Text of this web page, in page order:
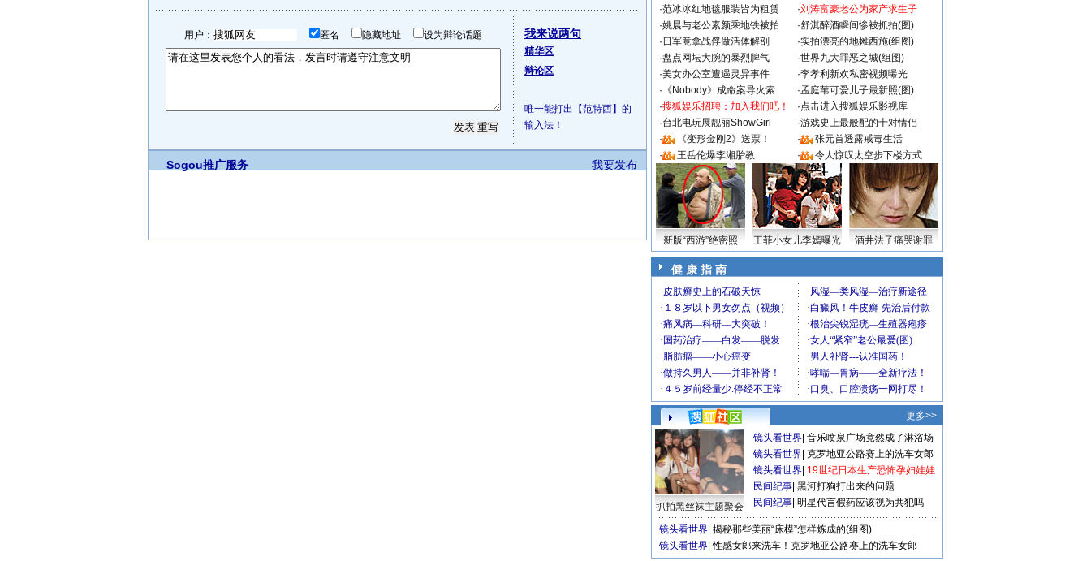
用户： 匿名 隐藏地址 设为辩论话题 我来说两句
精华区
辩论区
唯一能打出【范特西】的
输入法！
我要发布
Sogou推广服务
·范冰冰红地毯服装皆为租赁 ·刘涛富豪老公为家产求生子
·姚晨与老公素颜乘地铁被拍 ·舒淇醉酒瞬间惨被抓拍(图)
· 日军竟拿战俘做活体解剖 ·实拍漂亮的地摊西施(组图)
·盘点网坛大腕的暴烈脾气 ·世界九大罪恶之城(组图)
·美女办公室遭遇灵异事件 ·李孝利新欢私密视频曝光
· 《Nobody》成命案导火索 ·孟庭苇可爱儿子最新照(图)
·搜狐娱乐招聘：加入我们吧！ ·点击进入搜狐娱乐影视库
·台北电玩展靓丽ShowGirl ·游戏史上最般配的十对情侣
·
《变形金刚2》送票！ ·
张元首透露戒毒生活
·
王岳伦爆李湘胎教 · 令人惊叹太空步下楼方式
新版“西游”绝密照 王菲小女儿李嫣曝光 酒井法子痛哭谢罪
健 康 指 南
更多>>
抓拍黑丝袜主题聚会
镜头看世界 音乐喷泉广场竟然成了淋浴场
镜头看世界 克罗地亚公路赛上的洗车女郎
镜头看世界 19世纪日本生产恐怖孕妇娃娃
民间纪事 黑河打狗打出来的问题
民间纪事 明星代言假药应该视为共犯吗
镜头看世界 揭秘那些美丽“床模”怎样炼成的(组图)
镜头看世界 性感女郎来洗车！克罗地亚公路赛上的洗车女郎